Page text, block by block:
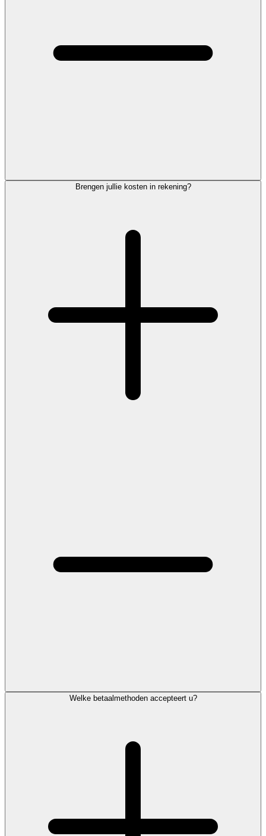
Brengen jullie kosten in rekening?
Welke betaalmethoden accepteert u?